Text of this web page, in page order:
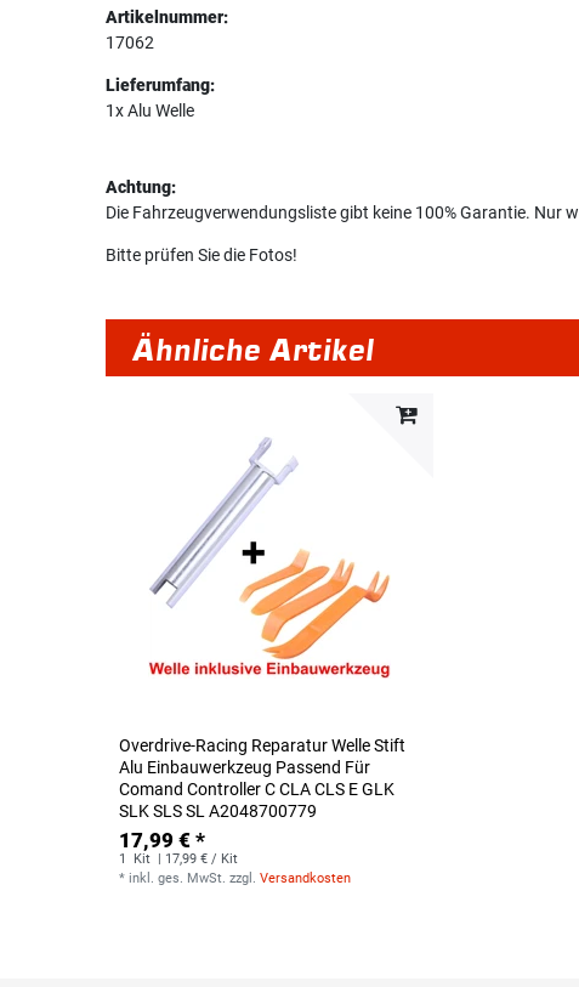
Artikelnummer:
17062
Lieferumfang:
1x Alu Welle
Achtung:
Die Fahrzeugverwendungsliste gibt keine 100% Garantie. Nur
Bitte prüfen Sie die Fotos!
Ähnliche Artikel
Overdrive-Racing Reparatur Welle Stift
Alu Einbauwerkzeug Passend Für
Comand Controller C CLA CLS E GLK
SLK SLS SL A2048700779
17,99 € *
1 Kit
| 17,99 € / Kit
* inkl. ges. MwSt. zzgl.Versandkosten